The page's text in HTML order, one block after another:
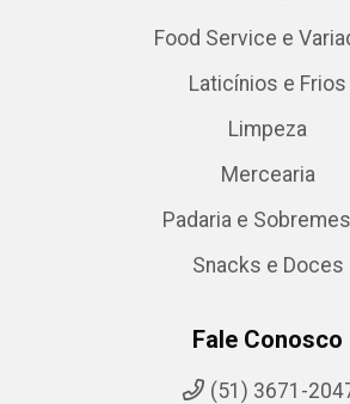
Food Service e
Laticínios e Frios
Limpeza
Mercearia
Padaria e
Snacks e Doces
Fale Conosco
(51) 3671-